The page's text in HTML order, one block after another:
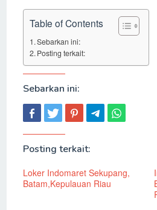
Table of Contents
Sebarkan ini:
Posting terkait:
Sebarkan ini:
Posting terkait:
Loker Indomaret Sekupang,
Batam,Kepulauan Riau